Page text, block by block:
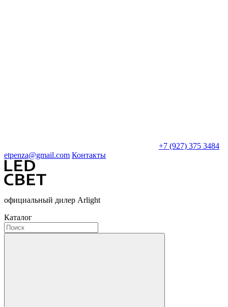
+7 (927) 375 3484
etpenza@gmail.com Контакты
официальный дилер Arlight
Каталог